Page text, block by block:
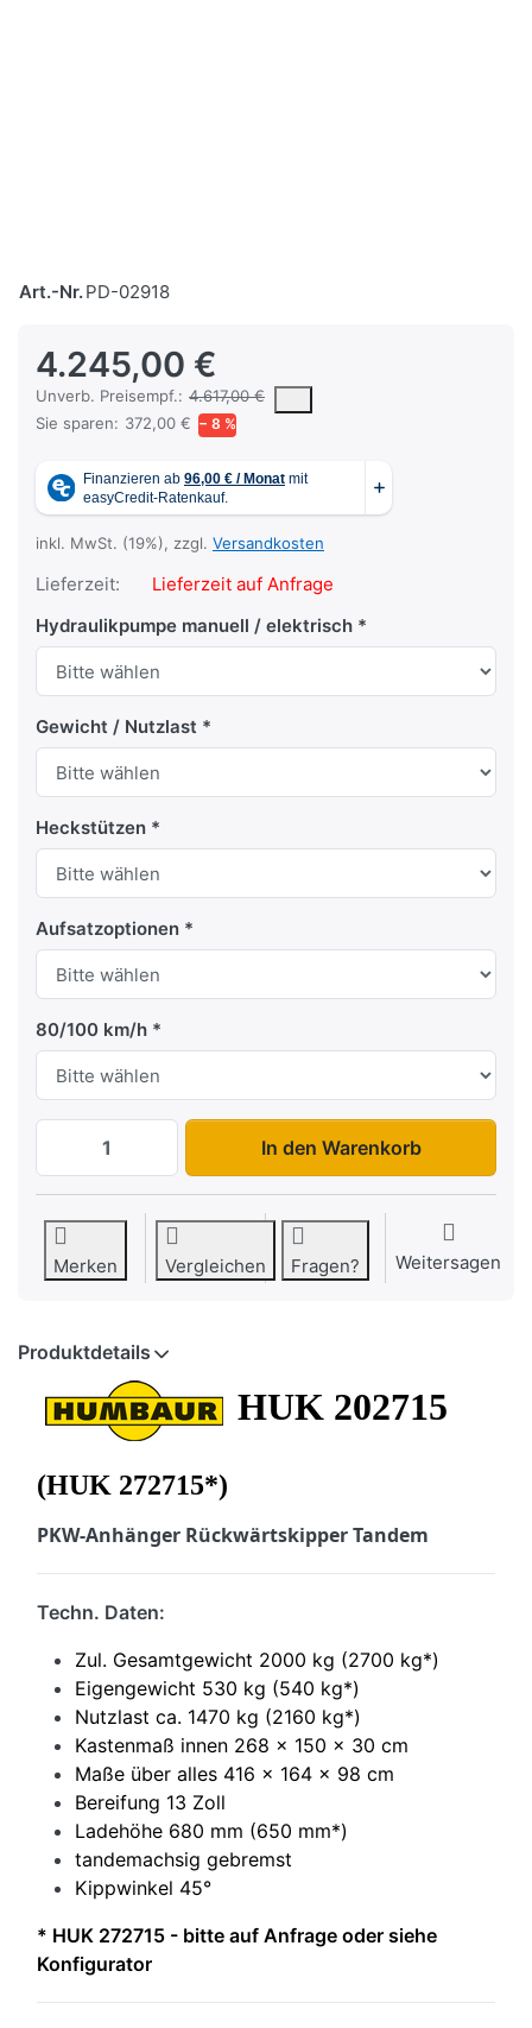
Art.-Nr.PD-02918
4.245,00 €
Unverb. Preisempf.: 4.617,00 €
Die UVP ist der vorgeschlagene oder empfohlene Verkaufspreis
Sie sparen: 372,00 € − 8 %
inkl. MwSt. (19%), zzgl. Versandkosten
Lieferzeit:
Lieferzeit auf Anfrage
Hydraulikpumpe manuell / elektrisch
Gewicht / Nutzlast
Heckstützen
Aufsatzoptionen
80/100 km/h
HUK 202715 / 272715 zu 4.245,00 €,
In den Warenkorb
Merken Vergleichen Fragen? Weitersagen
Produktdetails
HUK 202715
(HUK 272715*)
PKW-Anhänger Rückwärtskipper Tandem
Techn. Daten:
Zul. Gesamtgewicht 2000 kg (2700 kg*)
Eigengewicht 530 kg (540 kg*)
Nutzlast ca. 1470 kg (2160 kg*)
Kastenmaß innen 268 x 150 x 30 cm
Maße über alles 416 x 164 x 98 cm
Bereifung 13 Zoll
Ladehöhe 680 mm (650 mm*)
tandemachsig gebremst
Kippwinkel 45°
* HUK 272715 - bitte auf Anfrage oder siehe
Konfigurator